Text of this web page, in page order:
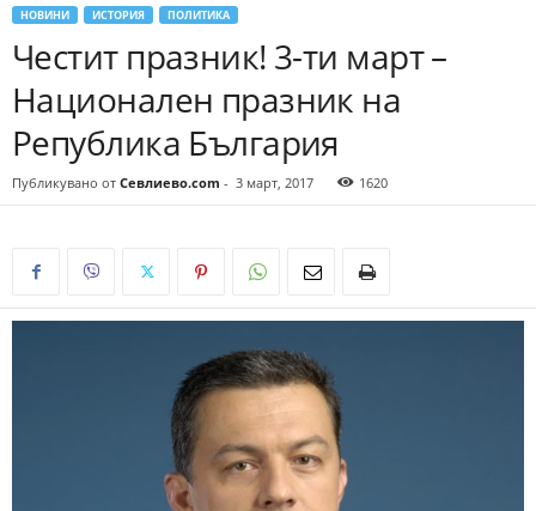
НОВИНИ ИСТОРИЯ ПОЛИТИКА
Честит празник! 3-ти март –
Национален празник на
Република България
Публикувано от Севлиево.com - 3 март, 2017 1620